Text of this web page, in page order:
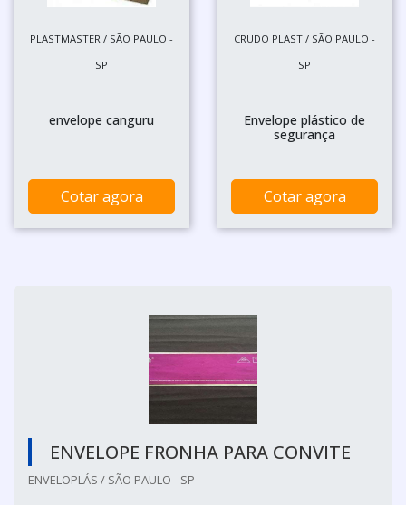
PLASTMASTER / SÃO PAULO -
SP
envelope canguru
Cotar agora
CRUDO PLAST / SÃO PAULO -
SP
Envelope plástico de
segurança
Cotar agora
ENVELOPE FRONHA PARA CONVITE
ENVELOPLÁS / SÃO PAULO - SP